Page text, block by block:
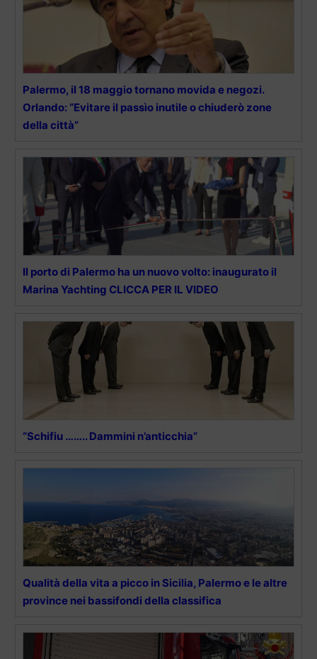
Palermo, il 18 maggio tornano movida e negozi.
Orlando: “Evitare il passìo inutile o chiuderò zone
della città”
Il porto di Palermo ha un nuovo volto: inaugurato il
Marina Yachting CLICCA PER IL VIDEO
“Schifiu …….. Dammini n’anticchia”
Qualità della vita a picco in Sicilia, Palermo e le altre
province nei bassifondi della classifica